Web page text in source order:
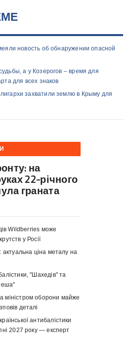
новость об обнаружении опасной
а у Козерогов – время для
для всех знаков
захватили землю в Крыму для
на
22-річного
граната
Wildberries може
у Росії
актуальна ціна металу на
"Шахедів" та
міністром оборони майже
деталі
антибалістики
2027 року — експерт